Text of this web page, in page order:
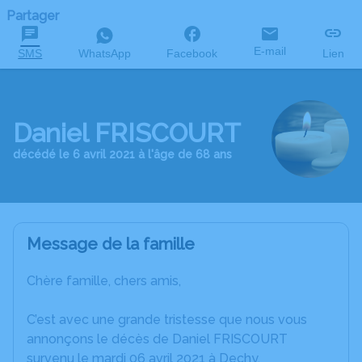
Partager
SMS WhatsApp Facebook E-mail Lien
Daniel FRISCOURT
décédé le 6 avril 2021 à l'âge de 68 ans
Message de la famille
Chère famille, chers amis,
C’est avec une grande tristesse que nous vous
annonçons le décès de Daniel FRISCOURT
survenu le mardi 06 avril 2021 à Dechy.